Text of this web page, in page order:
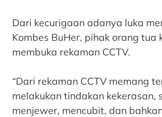
Dari kecurigaan adanya luka
Kombes BuHer, pihak orang tua
membuka rekaman CCTV.
“Dari rekaman CCTV memang
melakukan tindakan kekerasan,
menjewer, mencubit, dan